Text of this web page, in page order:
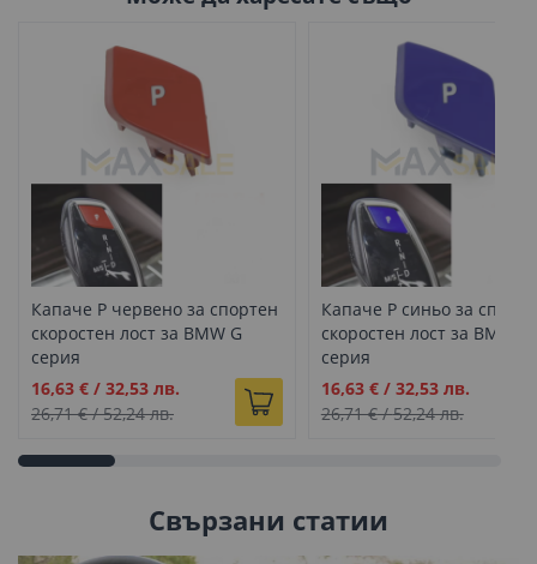
Капаче P червено за спортен
скоростен лост за BMW G
серия
Промо
цена
16,63 € / 32,53 лв.
26,71 €/52,24 лв.
Капаче P синьо за
скоростен лост за BMW G
серия
Промо
цена
16,63 €/ 32,53 лв.
26,71 €/52,24 лв.
Свързани статии